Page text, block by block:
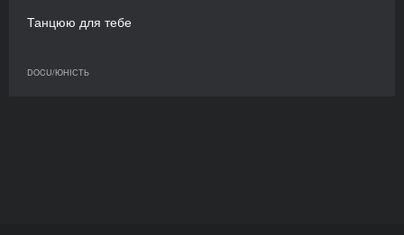
Танцюю для тебе
DOCU/ЮНІСТЬ